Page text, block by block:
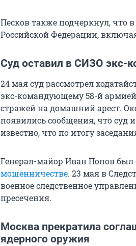
Песков также подчеркнул, что
Российской Федерации,
Суд оставил в СИЗО экс-
24 мая суд рассмотрел
экс-командующему 58-й
стражей на домашний арест.
появились сообщения, что суд
известно, что по итогу
Генерал-майор Иван Попов был
мошенничестве. 23 мая в
военное следственное
пресечения.
Москва прекратила
ядерного оружия